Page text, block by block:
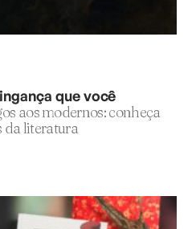
que você
aos modernos: conheça
da literatura